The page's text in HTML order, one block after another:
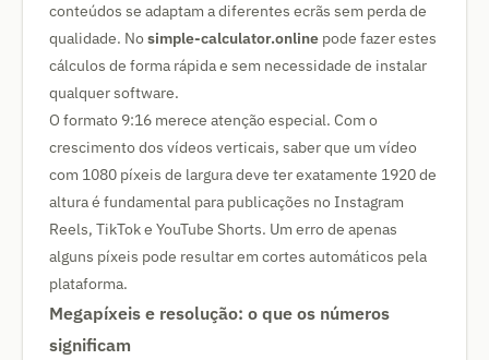
conteúdos se adaptam a diferentes ecrãs sem perda de
qualidade. Nosimple-calculator.online pode fazer estes
cálculos de forma rápida e sem necessidade de instalar
qualquer software.
O formato 9:16 merece atenção especial. Com o
crescimento dos vídeos verticais, saber que um vídeo
com 1080 píxeis de largura deve ter exatamente 1920 de
altura é fundamental para publicações no Instagram
Reels, TikTok e YouTube Shorts. Um erro de apenas
alguns píxeis pode resultar em cortes automáticos pela
plataforma.
Megapíxeis e resolução: o que os números
significam